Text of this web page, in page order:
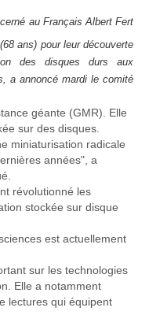
au Français Albert Fert
(68 ans) pour leur découverte
des disques durs aux
a annoncé mardi le comité
géante (GMR). Elle
sur des disques.
miniaturisation radicale
années", a
révolutionné les
stockée sur disque
est actuellement
sur les technologies
Elle a notamment
lectures qui équipent